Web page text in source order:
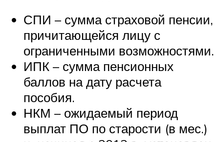
СПИ – сумма страховой пенсии,
причитающейся лицу с
ограниченными возможностями.
ИПК – сумма пенсионных
баллов на дату расчета
пособия.
НКМ – ожидаемый период
выплат ПО по старости (в мес.)